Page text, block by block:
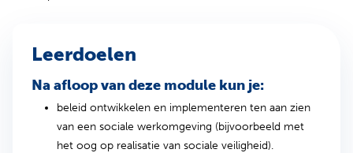
Leerdoelen
Na afloop van deze module kun je:
beleid ontwikkelen en implementeren ten aan zien
van een sociale werkomgeving (bijvoorbeeld met
het oog op realisatie van sociale veiligheid).